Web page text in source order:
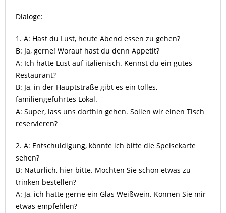
Dialoge:
1. A: Hast du Lust, heute Abend essen zu gehen?
B: Ja, gerne! Worauf hast du denn Appetit?
A: Ich hätte Lust auf italienisch. Kennst du ein gutes
Restaurant?
B: Ja, in der Hauptstraße gibt es ein tolles,
familiengeführtes Lokal.
A: Super, lass uns dorthin gehen. Sollen wir einen Tisch
reservieren?
2. A: Entschuldigung, könnte ich bitte die Speisekarte
sehen?
B: Natürlich, hier bitte. Möchten Sie schon etwas zu
trinken bestellen?
A: Ja, ich hätte gerne ein Glas Weißwein. Können Sie mir
etwas empfehlen?